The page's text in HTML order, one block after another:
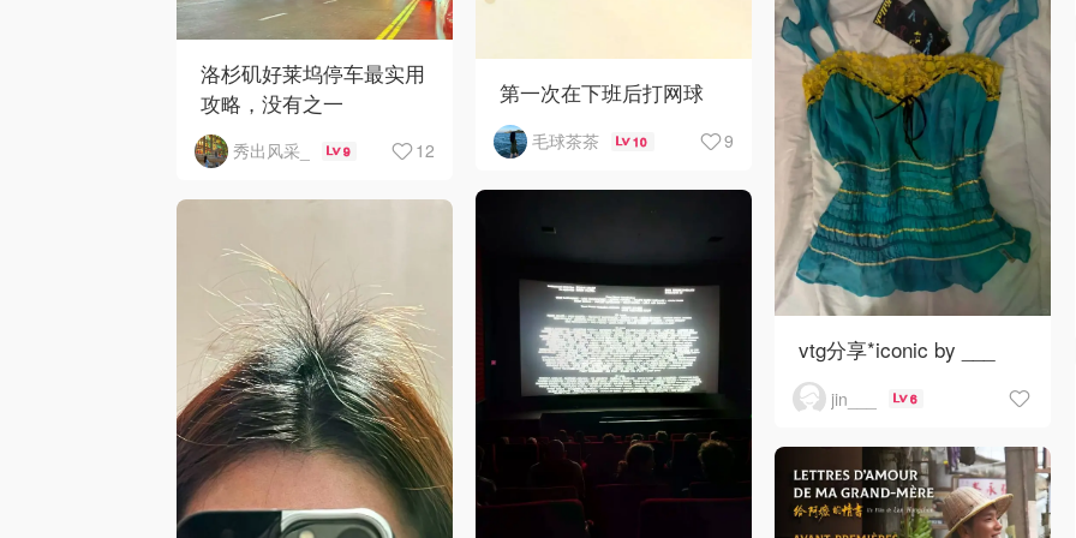
洛杉矶好莱坞停车最实用
攻略，没有之一
秀出风采_ 9 12
第一次在下班后打网球
毛球茶茶 10 9
vtg分享*iconic by ___
jin___ 6